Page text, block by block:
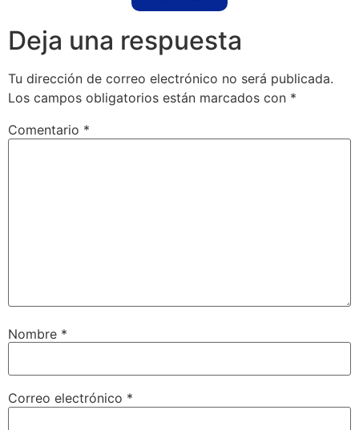
Deja una respuesta
Tu dirección de correo electrónico no será publicada.
Los campos obligatorios están marcados con *
Comentario *
Nombre *
Correo electrónico *